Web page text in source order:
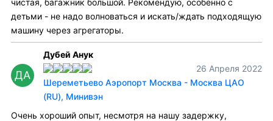
детьми - не надо волноваться и искать/ждать подходящую
машину через агрегаторы.
ДА
Дубей Анук
26 Апреля 2022
Шереметьево Аэропорт Москва - Москва ЦАО
(RU), Минивэн
Очень хороший опыт, несмотря на нашу задержку,